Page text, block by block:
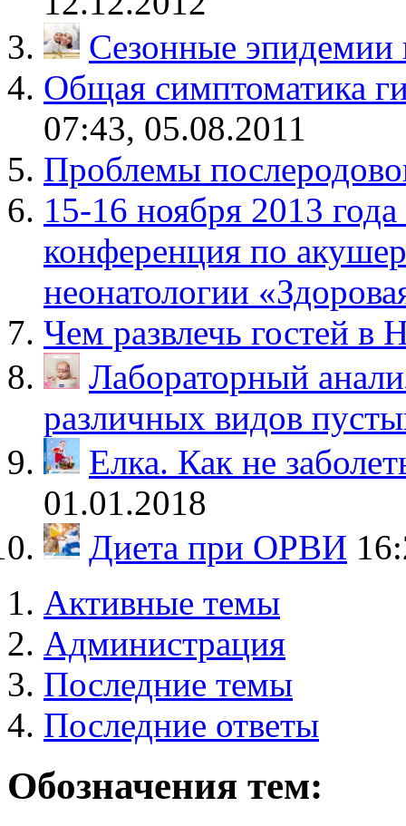
Сезонные эпидемии
Общая симптоматика
07:43, 05.08.2011
Проблемы
15-16 ноября 2013
конференция по
неонатологии
Чем развлечь гостей в
Лабораторный
различных видов
Елка. Как не
01.01.2018
Диета при ОРВИ
Активные темы
Администрация
Последние темы
Последние ответы
Обозначения тем: